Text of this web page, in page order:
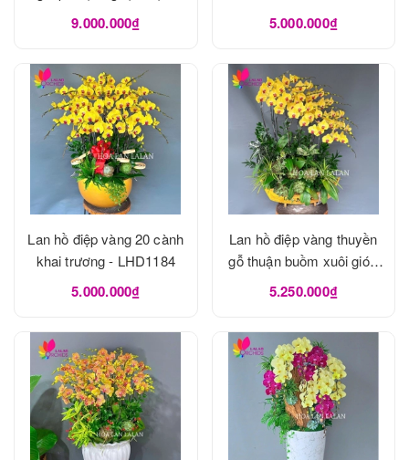
LHD1190
9.000.000₫ 5.000.000₫
Lan hồ điệp vàng 20 cành
khai trương - LHD1184
5.000.000₫
Lan hồ điệp vàng thuyền
gỗ thuận buồm xuôi gió -
LHD1180
5.250.000₫